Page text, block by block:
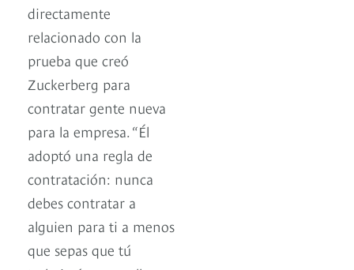
directamente
relacionado con la
prueba que creó
Zuckerberg para
contratar gente nueva
para la empresa. “Él
adoptó una regla de
contratación: nunca
debes contratar a
alguien para ti a menos
que sepas que tú